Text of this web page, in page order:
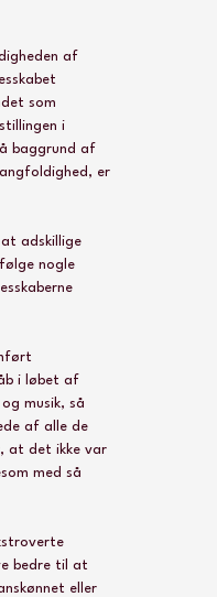
af
som
i
baggrund af
er
adskillige
nogle
i løbet af
musik, så
af alle de
at det ikke var
med så
bedre til at
eller